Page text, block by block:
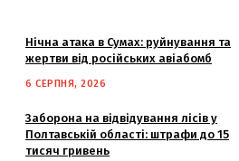
Нічна атака в Сумах: руйнування та
жертви від російських авіабомб
6 СЕРПНЯ, 2026
Заборона на відвідування лісів у
Полтавській області: штрафи до 15
тисяч гривень